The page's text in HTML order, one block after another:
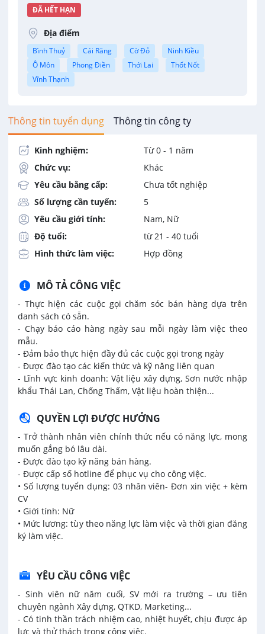
ĐÃ HẾT HẠN
Địa điểm
Bình Thuỷ Cái Răng Cờ Đỏ
Ninh Kiều
Ô Môn
Phong Điền Thới Lai
Thốt Nốt
Vĩnh Thạnh
Thông tin tuyển dụng Thông tin công ty
Kinh nghiệm:
Từ 0 - 1 năm
Chức vụ:
Khác
Yêu cầu bằng cấp:
Chưa tốt nghiệp
Số lượng cần tuyển:
5
Yêu cầu giới tính:
Nam, Nữ
Độ tuổi:
từ 21 - 40 tuổi
Hình thức làm việc:
Hợp đồng
MÔ TẢ CÔNG VIỆC
- Thực hiện các cuộc gọi chăm sóc bán hàng dựa trên
danh sách có sẵn.
- Chạy báo cáo hàng ngày sau mỗi ngày làm việc theo
mẫu.
- Đảm bảo thực hiện đầy đủ các cuộc gọi trong ngày
- Được đào tạo các kiến thức và kỹ năng liên quan
- Lĩnh vực kinh doanh: Vật liệu xây dựng, Sơn nước nhập
khẩu Thái Lan, Chống Thấm, Vật liệu hoàn thiện...
QUYỀN LỢI ĐƯỢC HƯỞNG
- Trở thành nhân viên chính thức nếu có năng lực, mong
muốn gắng bó lâu dài.
- Được đào tạo kỹ năng bán hàng.
- Được cấp số hotline để phục vụ cho công việc.
• Số lượng tuyển dụng: 03 nhân viên- Đơn xin việc + kèm
CV
• Giới tính: Nữ
• Mức lương: tùy theo năng lực làm việc và thời gian đăng
ký làm việc.
YÊU CẦU CÔNG VIỆC
- Sinh viên nữ năm cuối, SV mới ra trường – ưu tiên
chuyên ngành Xây dựng, QTKD, Marketing...
- Có tinh thần trách nhiệm cao, nhiệt huyết, chịu được áp
lực và thử thách trong công việc.